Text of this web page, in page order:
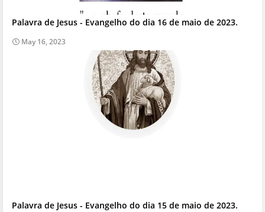
Palavra de Jesus - Evangelho do dia 16 de maio de 2023.
May 16, 2023
Palavra de Jesus - Evangelho do dia 15 de maio de 2023.